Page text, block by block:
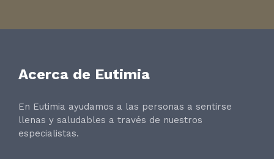
Acerca de Eutimia
En Eutimia ayudamos a las personas a sentirse
llenas y saludables a través de nuestros
especialistas.